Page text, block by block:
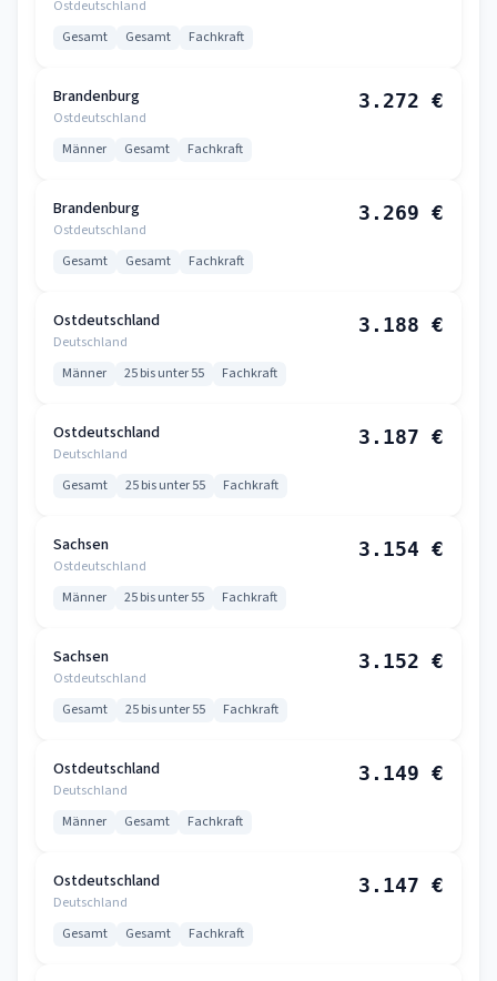
Ostdeutschland
Gesamt
Gesamt Fachkraft
Brandenburg
Ostdeutschland
3.272 €
Männer Gesamt Fachkraft
Brandenburg
Ostdeutschland
3.269 €
Gesamt Gesamt Fachkraft
Ostdeutschland
Deutschland
3.188 €
Männer 25 bis unter 55 Fachkraft
Ostdeutschland
Deutschland
3.187 €
Gesamt 25 bis unter 55 Fachkraft
Sachsen
Ostdeutschland
3.154 €
Männer 25 bis unter 55 Fachkraft
Sachsen
Ostdeutschland
3.152 €
Gesamt 25 bis unter 55 Fachkraft
Ostdeutschland
Deutschland
3.149 €
Männer Gesamt Fachkraft
Ostdeutschland
Deutschland
3.147 €
Gesamt Gesamt Fachkraft